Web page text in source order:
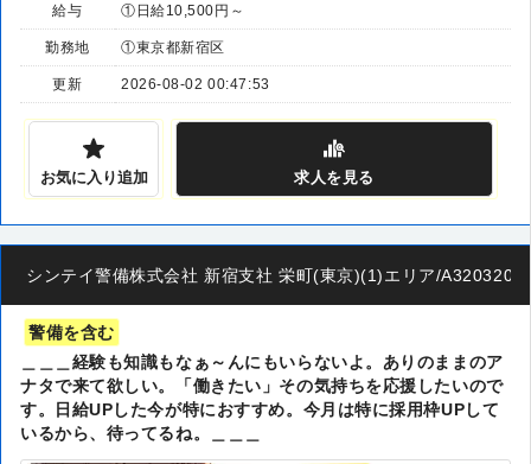
給与 ①日給10,500円～
勤務地 ①東京都新宿区
更新 2026-08-02 00:47:53
お気に入り追加 求人 を見る
シンテイ警備株式会社 新宿支社 栄町(東京)(1)エリア/
警備を含む
＿＿＿経験も知識もなぁ～んにもいらないよ。ありのままのア
ナタで来て欲しい。「働きたい」その気持ちを応援したいので
す。日給UPした今が特におすすめ。今月は特に採用枠UPして
いるから、待ってるね。＿＿＿